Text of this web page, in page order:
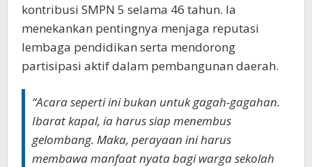
kontribusi SMPN 5 selama 46 tahun. Ia
menekankan pentingnya menjaga reputasi
lembaga pendidikan serta mendorong
partisipasi aktif dalam pembangunan daerah.
“Acara seperti ini bukan untuk gagah-gagahan.
Ibarat kapal, ia harus siap menembus
gelombang. Maka, perayaan ini harus
membawa manfaat nyata bagi warga sekolah